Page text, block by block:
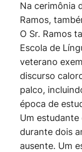
Na cerimônia
Ramos,
O Sr. Ramos
Escola de
veterano
discurso
palco,
época de
Um
durante dois
ausente. Um